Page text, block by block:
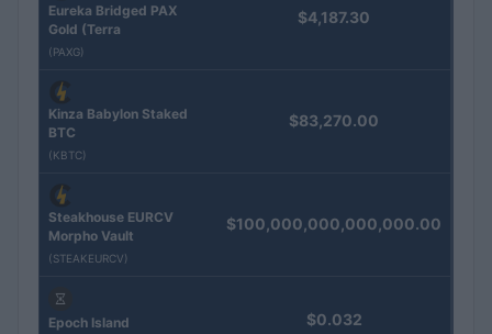
Eureka Bridged PAX
Gold (Terra
(PAXG)
$4,187.30
Kinza Babylon Staked
BTC
(KBTC)
$83,270.00
Steakhouse EURCV
Morpho Vault
(STEAKEURCV)
$100,000,000,000,000.00
Epoch Island $0.032